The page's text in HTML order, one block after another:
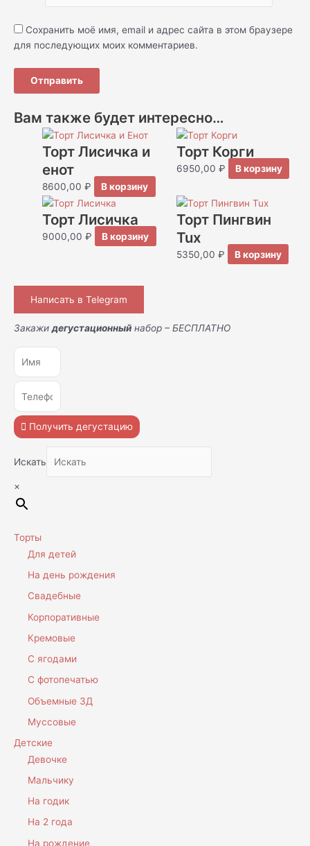
Сохранить моё имя, email и адрес сайта в этом браузере
для последующих моих комментариев.
Вам также будет интересно…
Торт Лисичка и
енот
8600,00₽ В корзину
Торт Корги
6950,00 ₽ В корзину
Торт Лисичка
9000,00₽ В корзину
Торт Пингвин
Tux
5350,00 ₽ В корзину
Написать в Telegram
Закажи дегустационный набор – БЕСПЛАТНО
Получить дегустацию
Искать
×
Торты
Для детей
На день рождения
Свадебные
Корпоративные
Кремовые
С ягодами
С фотопечатью
Объемные 3Д
Муссовые
Детские
Девочке
Мальчику
На годик
На 2 года
На рождение